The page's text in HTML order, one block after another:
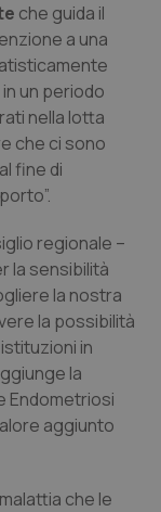
che guida il
a una
un periodo
nella lotta
che ci sono
fine di
regionale –
la sensibilità
la nostra
la possibilità
in
la
Endometriosi
aggiunto
che le